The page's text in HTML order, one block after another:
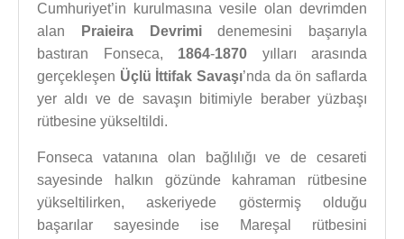
Cumhuriyet’in kurulmasına vesile olan devrimden
alan
Praieira Devrimidenemesini başarıyla
bastıran Fonseca, 1864-1870 yılları arasında
gerçekleşen Üçlü İttifak Savaşı’nda da ön saflarda
yer aldı ve de savaşın bitimiyle beraber yüzbaşı
rütbesine yükseltildi.
Fonseca vatanına olan bağlılığı ve de cesareti
sayesinde halkın gözünde kahraman rütbesine
yükseltilirken, askeriyede göstermiş olduğu
başarılar sayesinde ise Mareşal rütbesini